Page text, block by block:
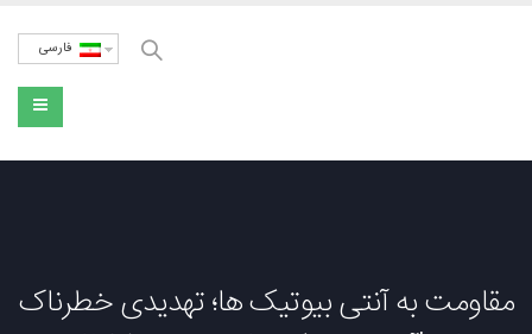
فارسی
مقاومت به آنتی بیوتیک ها؛ تهدیدی خطرناک